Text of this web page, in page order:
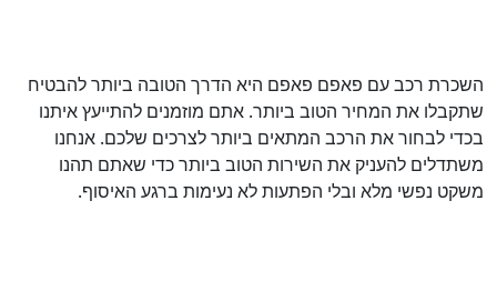
השכרת רכב עם פאפם פאפם היא הדרך הטובה ביותר להבטיח
שתקבלו את המחיר הטוב ביותר. אתם מוזמנים להתייעץ איתנו
בכדי לבחור את הרכב המתאים ביותר לצרכים שלכם. אנחנו
משתדלים להעניק את השירות הטוב ביותר כדי שאתם תהנו
משקט נפשי מלא ובלי הפתעות לא נעימות ברגע האיסוף.